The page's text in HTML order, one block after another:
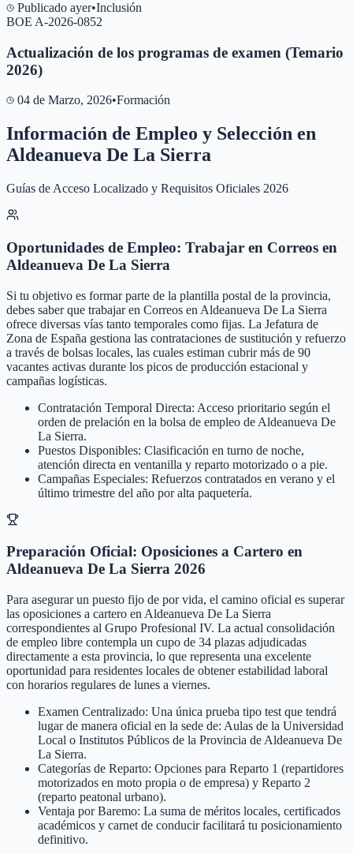
Publicado ayer•Inclusión
BOE A-2026-0852
Actualización de los programas de examen (Temario
2026)
04 de Marzo, 2026•Formación
Información de Empleo y Selección en
Aldeanueva De La Sierra
Guías de Acceso Localizado y Requisitos Oficiales 2026
Oportunidades de Empleo: Trabajar en Correos en
Aldeanueva De La Sierra
Si tu objetivo es formar parte de la plantilla postal de la provincia,
debes saber que trabajar en Correos en Aldeanueva De La Sierra
ofrece diversas vías tanto temporales como fijas. La Jefatura de
Zona de España gestiona las contrataciones de sustitución y refuerzo
a través de bolsas locales, las cuales estiman cubrir más de 90
vacantes activas durante los picos de producción estacional y
campañas logísticas.
Contratación Temporal Directa: Acceso prioritario según el
orden de prelación en la bolsa de empleo de Aldeanueva De
La Sierra.
Puestos Disponibles: Clasificación en turno de noche,
atención directa en ventanilla y reparto motorizado o a pie.
Campañas Especiales: Refuerzos contratados en verano y el
último trimestre del año por alta paquetería.
Preparación Oficial: Oposiciones a Cartero en
Aldeanueva De La Sierra 2026
Para asegurar un puesto fijo de por vida, el camino oficial es superar
las oposiciones a cartero en Aldeanueva De La Sierra
correspondientes al Grupo Profesional IV. La actual consolidación
de empleo libre contempla un cupo de 34 plazas adjudicadas
directamente a esta provincia, lo que representa una excelente
oportunidad para residentes locales de obtener estabilidad laboral
con horarios regulares de lunes a viernes.
Examen Centralizado: Una única prueba tipo test que tendrá
lugar de manera oficial en la sede de: Aulas de la Universidad
Local o Institutos Públicos de la Provincia de Aldeanueva De
La Sierra.
Categorías de Reparto: Opciones para Reparto 1 (repartidores
motorizados en moto propia o de empresa) y Reparto 2
(reparto peatonal urbano).
Ventaja por Baremo: La suma de méritos locales, certificados
académicos y carnet de conducir facilitará tu posicionamiento
definitivo.